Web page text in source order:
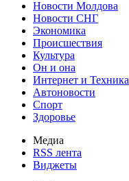
Новости Молдова
Новости СНГ
Экономика
Происшествия
Культура
Он и она
Интернет и Техника
Автоновости
Спорт
Здоровье
Медиа
RSS лента
Виджеты